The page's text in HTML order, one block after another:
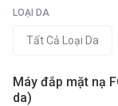
LOẠI DA
Tất Cả Loại Da
Máy đắp mặt nạ
da)